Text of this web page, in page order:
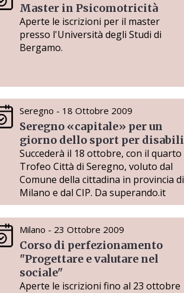
Master in Psicomotricità
Aperte le iscrizioni per il master
presso l'Università degli Studi di
Bergamo.
Seregno - 18 Ottobre 2009
Seregno «capitale» per un
giorno dello sport per disabili
Succederà il 18 ottobre, con il quarto
Trofeo Città di Seregno, voluto dal
Comune della cittadina in provincia di
Milano e dal CIP. Da superando.it
Milano - 23 Ottobre 2009
Corso di perfezionamento
"Progettare e valutare nel
sociale"
Aperte le iscrizioni fino al 23 ottobre